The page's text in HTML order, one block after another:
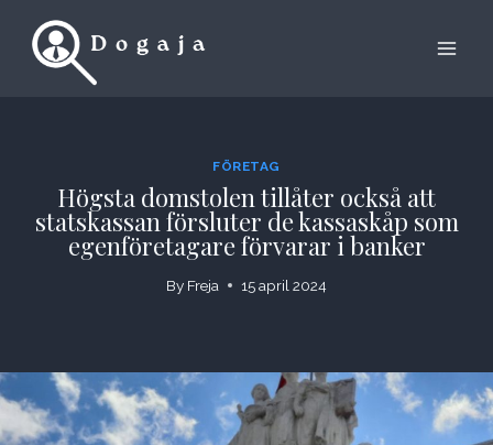
FÖRETAG
Högsta domstolen tillåter också att
statskassan försluter de kassaskåp som
egenföretagare förvarar i banker
By Freja 15 april 2024